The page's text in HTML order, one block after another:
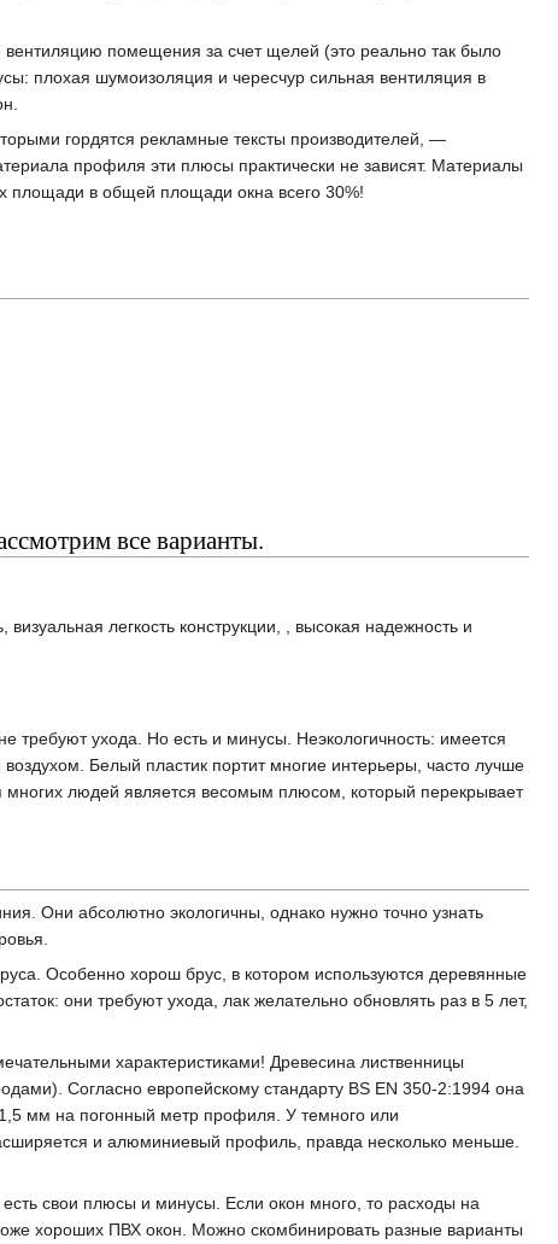
помещения за счет щелей (это реально так было
плохая шумоизоляция и чересчур сильная вентиляция в
гордятся рекламные тексты производителей, —
профиля эти плюсы практически не зависят. Материалы
площади в общей площади окна всего 30%!
все варианты.
легкость конструкции, , высокая надежность и
требуют ухода. Но есть и минусы. Неэкологичность: имеется
Белый пластик портит многие интерьеры, часто лучше
людей является весомым плюсом, который перекрывает
Они абсолютно экологичны, однако нужно точно узнать
Особенно хорош брус, в котором используются деревянные
они требуют ухода, лак желательно обновлять раз в 5 лет,
характеристиками! Древесина лиственницы
Согласно европейскому стандарту BS EN 350-2:1994 она
мм на погонный метр профиля. У темного или
и алюминиевый профиль, правда несколько меньше.
свои плюсы и минусы. Если окон много, то расходы на
хороших ПВХ окон. Можно скомбинировать разные варианты